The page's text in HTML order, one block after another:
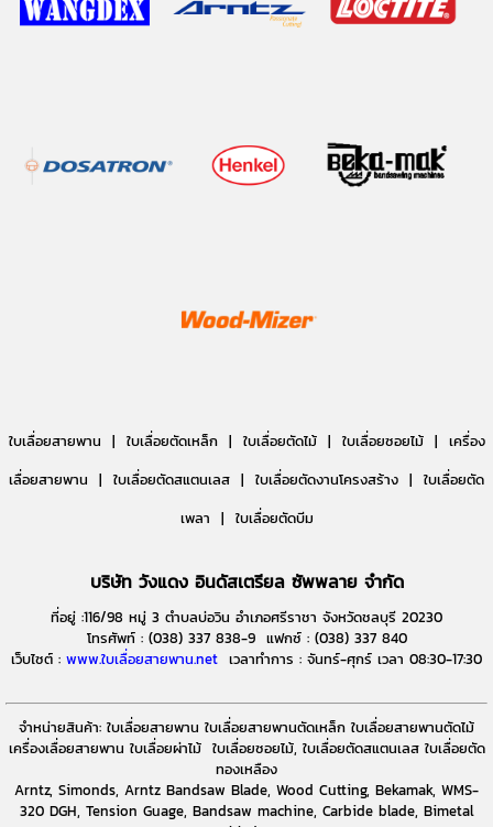
ใบเลื่อยสายพาน | ใบเลื่อยตัดเหล็ก | ใบเลื่อยตัดไม้ | ใบเลื่อยซอยไม้ | เครื่อง
เลื่อยสายพาน | ใบเลื่อยตัดสแตนเลส | ใบเลื่อยตัดงานโครงสร้าง | ใบเลื่อยตัด
เพลา | ใบเลื่อยตัดบีม
บริษัท วังแดง อินดัสเตรียล ซัพพลาย จำกัด
ที่อยู่ :116/98 หมู่ 3 ตำบลบ่อวิน อำเภอศรีราชา จังหวัดชลบุรี 20230
โทรศัพท์ : (038) 337 838-9 แฟกซ์ : (038) 337 840
เว็บไซต์ : www.ใบเลื่อยสายพาน.net เวลาทำการ : จันทร์-ศุกร์ เวลา 08:30-17:30
จำหน่ายสินค้า: ใบเลื่อยสายพาน ใบเลื่อยสายพานตัดเหล็ก ใบเลื่อยสายพานตัดไม้
เครื่องเลื่อยสายพาน ใบเลื่อยผ่าไม้ ใบเลื่อยซอยไม้, ใบเลื่อยตัดสแตนเลส ใบเลื่อยตัด
ทองเหลือง
Arntz, Simonds, Arntz Bandsaw Blade, Wood Cutting, Bekamak, WMS-
320 DGH, Tension Guage, Bandsaw machine, Carbide blade, Bimetal